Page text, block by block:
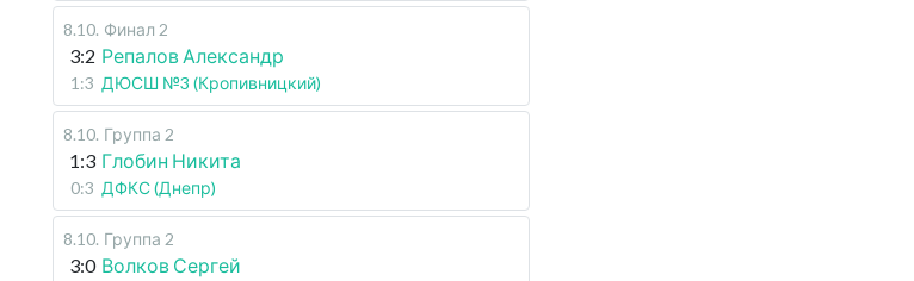
8.10. Финал 2
3:2 Репалов Александр
1:3 ДЮСШ №3 (Кропивницкий)
8.10. Группа 2
1:3 Глобин Никита
0:3 ДФКС (Днепр)
8.10. Группа 2
3:0 Волков Сергей